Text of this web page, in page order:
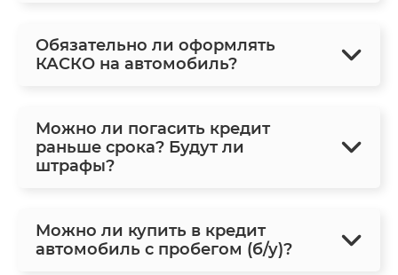
Обязательно ли оформлять
КАСКО на автомобиль?
Можно ли погасить кредит
раньше срока? Будут ли
штрафы?
Можно ли купить в кредит
автомобиль с пробегом (б/у)?